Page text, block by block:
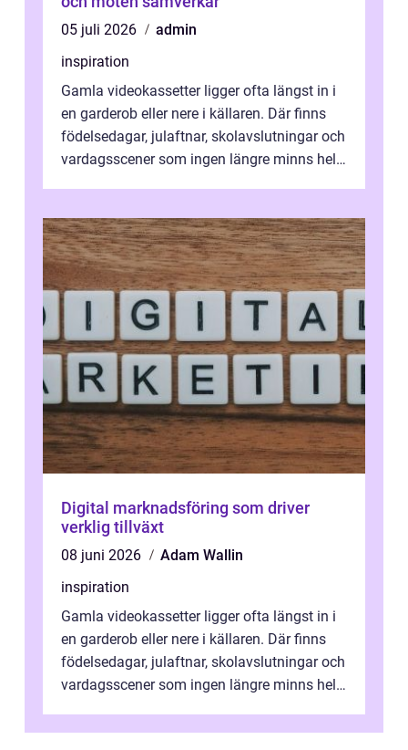
05 juli 2026
admin
inspiration
Gamla videokassetter ligger ofta längst in i
en garderob eller nere i källaren. Där finns
födelsedagar, julaftnar, skolavslutningar och
vardagsscener som ingen längre minns helt.
Digital marknadsföring som driver
verklig tillväxt
08 juni 2026
Adam Wallin
inspiration
Gamla videokassetter ligger ofta längst in i
en garderob eller nere i källaren. Där finns
födelsedagar, julaftnar, skolavslutningar och
vardagsscener som ingen längre minns helt.